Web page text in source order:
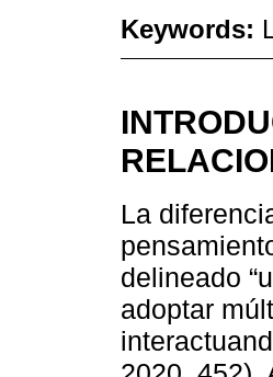
Keywords:
La
delineado
adoptar